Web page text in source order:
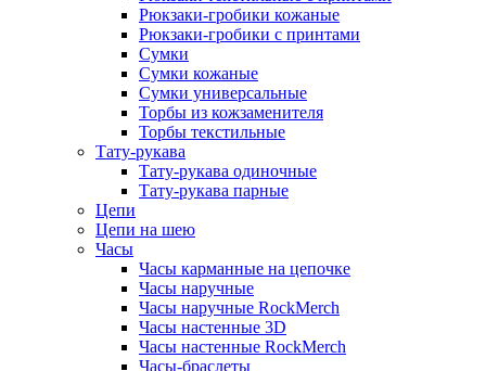
Рюкзаки-гробики кожаные
Рюкзаки-гробики с принтами
Сумки
Сумки кожаные
Сумки универсальные
Торбы из кожзаменителя
Торбы текстильные
Тату-рукава
Тату-рукава одиночные
Тату-рукава парные
Цепи
Цепи на шею
Часы
Часы карманные на цепочке
Часы наручные
Часы наручные RockMerch
Часы настенные 3D
Часы настенные RockMerch
Часы-браслеты